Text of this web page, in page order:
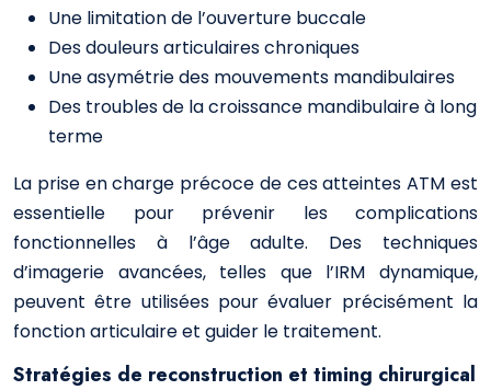
Une limitation de l’ouverture buccale
Des douleurs articulaires chroniques
Une asymétrie des mouvements mandibulaires
Des troubles de la croissance mandibulaire à long
terme
La prise en charge précoce de ces atteintes ATM est
essentielle pour prévenir les complications
fonctionnelles à l’âge adulte. Des techniques
d’imagerie avancées, telles que l’IRM dynamique,
peuvent être utilisées pour évaluer précisément la
fonction articulaire et guider le traitement.
Stratégies de reconstruction et timing chirurgical